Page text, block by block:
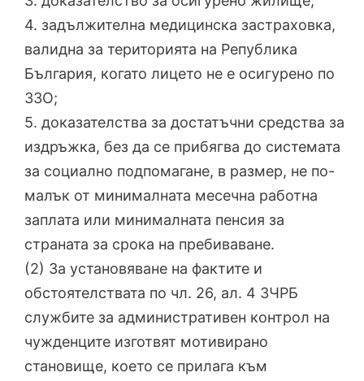
4. задължителна медицинска застраховка,
валидна за територията на Република
България, когато лицето не е осигурено по
ЗЗО;
5. доказателства за достатъчни средства за
издръжка, без да се прибягва до системата
за социално подпомагане, в размер, не по-
малък от минималната месечна работна
заплата или минималната пенсия за
страната за срока на пребиваване.
(2) За установяване на фактите и
обстоятелствата по чл. 26, ал. 4 ЗЧРБ
службите за административен контрол на
чужденците изготвят мотивирано
становище, което се прилага към